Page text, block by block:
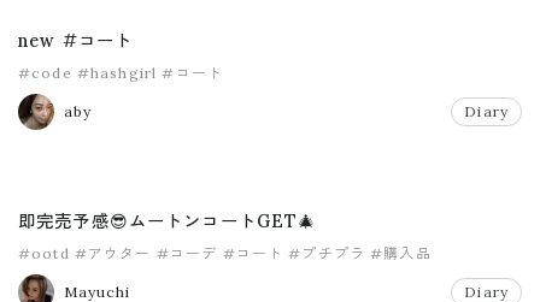
new #コート
#code #hashgirl #コート
aby Diary
即完売予感😎ムートンコートGET🎄
#ootd #アウター #コーデ #コート #プチプラ #購入品
Mayuchi Diary